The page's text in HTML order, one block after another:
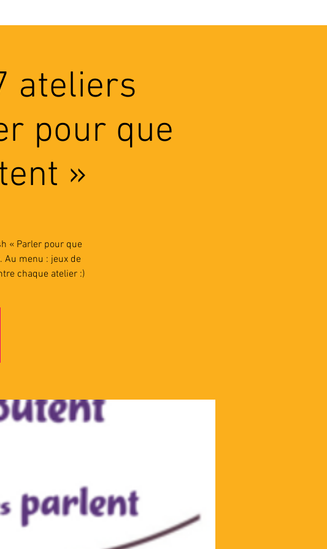
ateliers
pour que
»
« Parler pour que
Au menu : jeux de
chaque atelier :)